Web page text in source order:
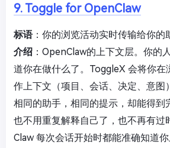
9. Toggle for OpenClaw
标语：你的浏览活动实时传输给你的
介绍 ：OpenClaw的上下文层。你的
道你在做什么了。ToggleX 会将你在
作上下文（项目、会话、决定、意图
相同的助手，相同的提示，却能得到
也不用重复解释自己了，也不再有过
Claw 每次会话开始时都能准确知道